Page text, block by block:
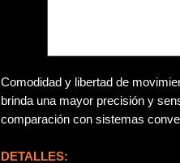
Comodidad y libertad de
brinda una mayor precisión y
comparación con sistemas
DETALLES: